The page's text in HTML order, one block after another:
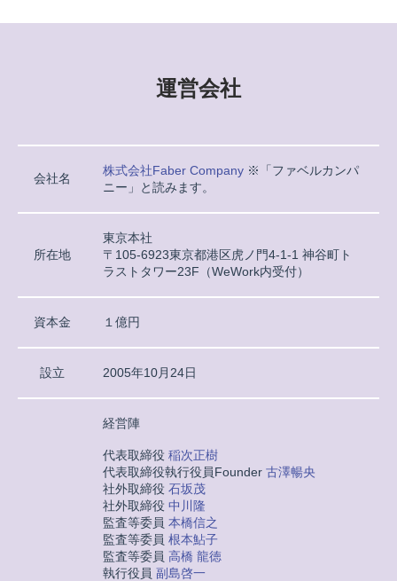
運営会社
会社名
株式会社Faber Company ※「ファベルカンパ
ニー」と読みます。
所在地
東京本社
〒105-6923東京都港区虎ノ門4-1-1 神谷町ト
ラストタワー23F（WeWork内受付）
資本金 １億円
設立 2005年10月24日
経営陣
代表取締役 稲次正樹
代表取締役執行役員Founder 古澤暢央
社外取締役 石坂茂
社外取締役 中川隆
監査等委員 本橋信之
監査等委員 根本鮎子
監査等委員 高橋 龍徳
執行役員 副島啓一